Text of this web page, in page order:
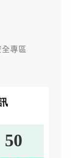
專區